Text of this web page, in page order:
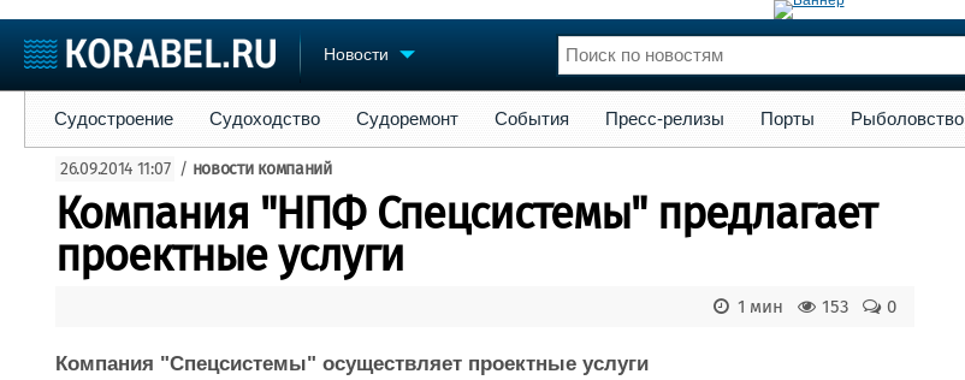
Новости
Судостроение
Пульс
Новости
Репутация
Журнал
Торговая площадка
Доска объявлений
Продажа флота
Изделия
Конференции
Личности
Словарь
Флот
Форум
Отзывы
Судостроение Судоходство Судоремонт События Пресс-релизы Порты Рыболовство
26.09.2014 11:07 / новости компаний
Компания "НПФ Спецсистемы" предлагает
проектные услуги
0
153
1 мин
Компания "Спецсистемы" осуществляет проектные услуги